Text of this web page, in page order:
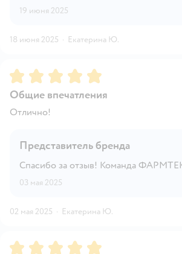
19 июня 2025
18 июня 2025 · Екатерина Ю.
Рейтинг:5
Общие впечатления
Отлично!
Представитель бренда
Спасибо за отзыв! Команда
03 мая 2025
02 мая 2025 · Екатерина Ю.
Рейтинг:5